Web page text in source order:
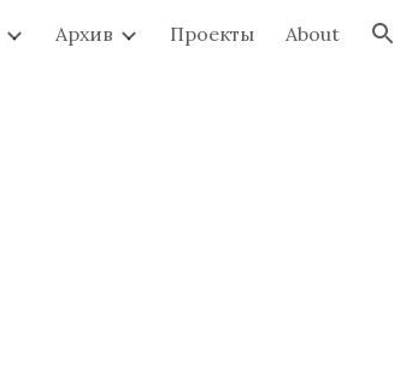
Архив Проекты About